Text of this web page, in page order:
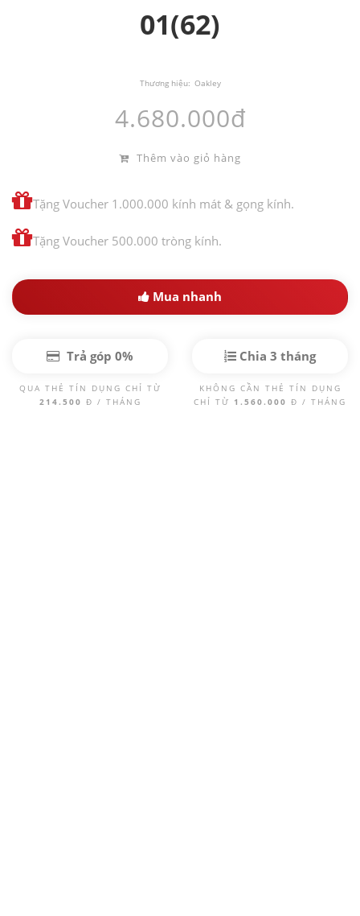
01(62)
Thương hiệu: Oakley
4.680.000đ
Thêm vào giỏ hàng
Tặng Voucher 1.000.000 kính mát & gọng kính.
Tặng Voucher 500.000 tròng kính.
Mua nhanh
Trả góp 0%
QUA THẺ TÍN DỤNG CHỈ TỪ
214.500 Đ / THÁNG
Chia 3 tháng
KHÔNG CẦN THẺ TÍN DỤNG
CHỈ TỪ 1.560.000 Đ / THÁNG